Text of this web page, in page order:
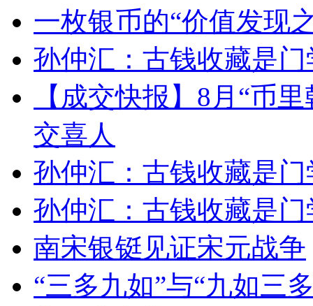
一枚银币的“价值发现
孙仲汇：古钱收藏是
【成交快报】8月“币
交喜人
孙仲汇：古钱收藏是
孙仲汇：古钱收藏是
南宋银铤见证宋元战争
“三多九如”与“九如三